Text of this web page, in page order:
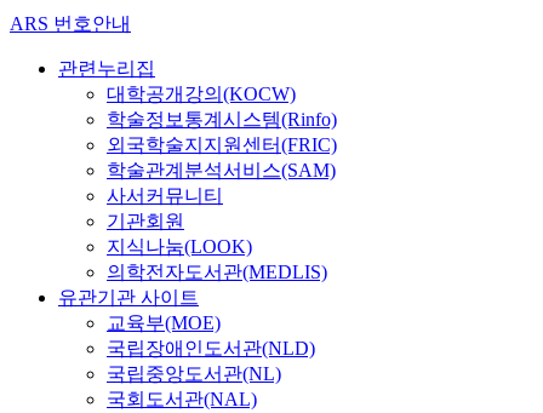
ARS 번호안내
관련누리집
대학공개강의(KOCW)
학술정보통계시스템(Rinfo)
외국학술지지원센터(FRIC)
학술관계분석서비스(SAM)
사서커뮤니티
기관회원
지식나눔(LOOK)
의학전자도서관(MEDLIS)
유관기관 사이트
교육부(MOE)
국립장애인도서관(NLD)
국립중앙도서관(NL)
국회도서관(NAL)